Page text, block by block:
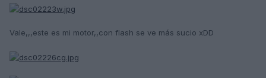
Vale,,,este es mi motor,,con flash se ve más sucio xDD